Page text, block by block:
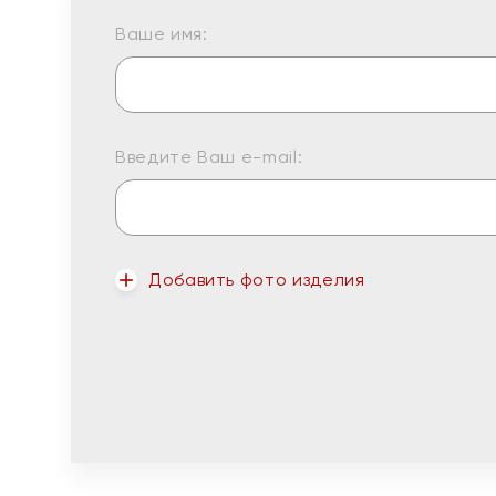
Ваше имя:
Введите Ваш e-mail:
Добавить фото изделия